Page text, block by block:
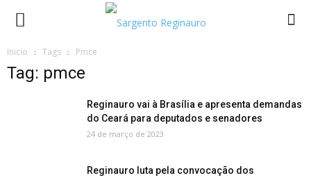
Inicio Tags Pmce
Tag: pmce
Reginauro vai à Brasília e apresenta demandas
do Ceará para deputados e senadores
24 de março de 2023
Reginauro luta pela convocação dos